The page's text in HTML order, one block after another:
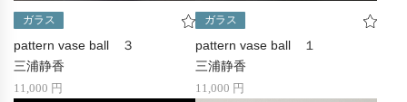
ガラス
pattern vase ball ３
三浦静香
11,000 円
ガラス
pattern vase ball １
三浦静香
11,000 円